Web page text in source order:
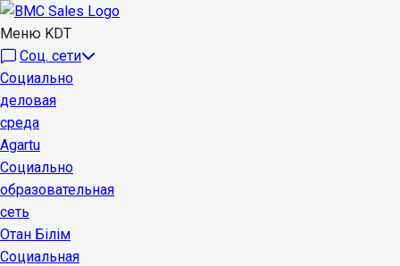
Меню KDT
Соц. сети
Социально
деловая
среда
Agartu
Социально
образовательная
сеть
Отан Бiлiм
Социальная